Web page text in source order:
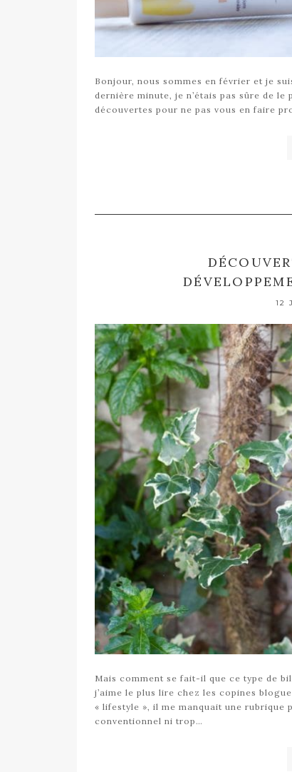
Bonjour, nous sommes en février et je
dernière minute, je n’étais pas sûre de
découvertes pour ne pas vous en faire
12
Mais comment se fait-il que ce type de
j’aime le plus lire chez les copines
« lifestyle », il me manquait une rubrique
conventionnel ni trop…